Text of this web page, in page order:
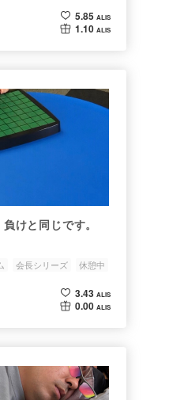
5.85 ALIS
1.10 ALIS
けと同じです。
会長シリーズ 休憩中
3.43 ALIS
0.00 ALIS